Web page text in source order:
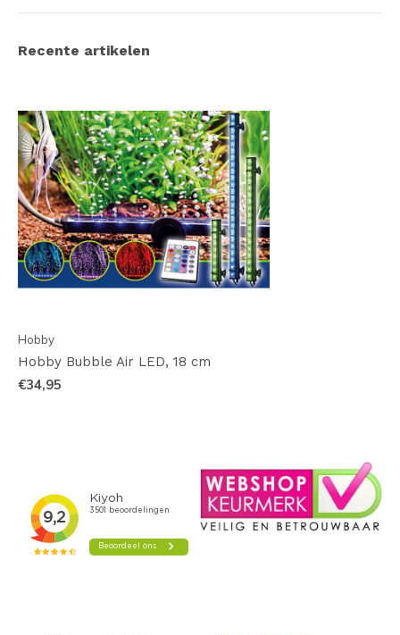
Recente artikelen
Hobby
Hobby Bubble Air LED, 18 cm
€34,95